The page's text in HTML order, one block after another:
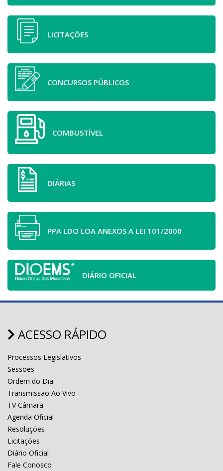
LICITAÇÕES
CONCURSOS PÚBLICOS
COMBUSTÍVEL
DIÁRIAS
PPA LDO LOA ANEXOS A LEI 101/2000
DIÁRIO OFICIAL
ACESSO RÁPIDO
Processos Legislativos
Sessões
Ordem do Dia
Transmissão Ao Vivo
TV Câmara
Agenda Oficial
Resoluções
Licitações
Diário Oficial
Fale Conosco